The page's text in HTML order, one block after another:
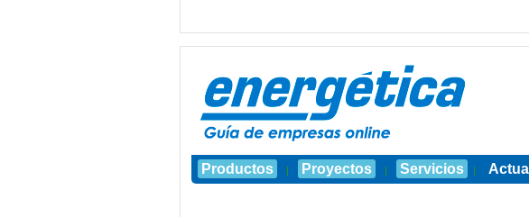
Productos | Proyectos | Servicios |